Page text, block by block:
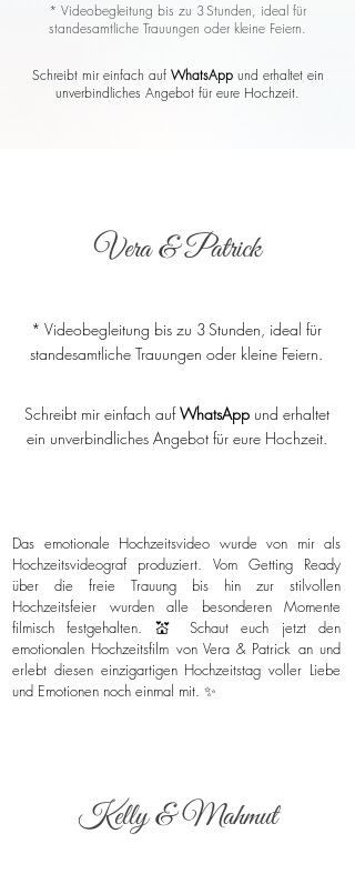
* Videobegleitung bis zu 3 Stunden, ideal für
standesamtliche Trauungen oder kleine Feiern.
Schreibt mir einfach auf WhatsAppund erhaltet ein
unverbindliches Angebot für eure Hochzeit.
Vera & Patrick
* Videobegleitung bis zu 3 Stunden, ideal für
standesamtliche Trauungen oder kleine Feiern.
Schreibt mir einfach aufWhatsAppund erhaltet
ein unverbindliches Angebot für eure Hochzeit.
Das emotionale Hochzeitsvideo wurde von mir als
Hochzeitsvideograf produziert. Vom Getting Ready
über die freie Trauung bis hin zur stilvollen
Hochzeitsfeier wurden alle besonderen Momente
filmisch festgehalten. 💒 Schaut euch jetzt den
emotionalen Hochzeitsfilm von Vera & Patrick an und
erlebt diesen einzigartigen Hochzeitstag voller Liebe
und Emotionen noch einmal mit. ✨
Kelly & Mahmut